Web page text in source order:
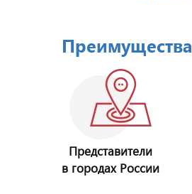
Представители
в городах России